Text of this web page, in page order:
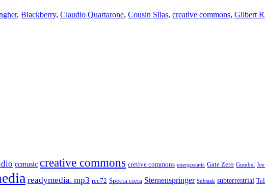
, Blackberry, Claudio Quartarone, Cousin Silas, creative commons, Gilbert
ccmusic creative commons cretive commons energostatic Gate Zero Gumbel
readymedia. mp3 rec72 Specta ciera Sternenspringer Substak subterrestrial